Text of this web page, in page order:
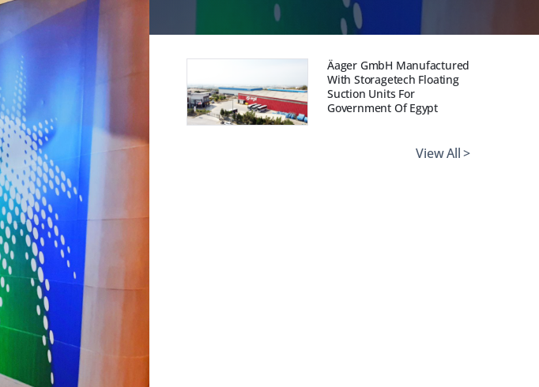
Äager GmbH Manufactured
With Storagetech Floating
Suction Units For
Government Of Egypt
View All >